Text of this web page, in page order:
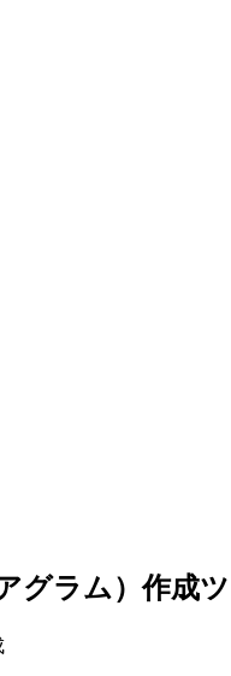
グラム）作成